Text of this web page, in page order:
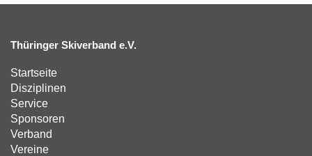
Thüringer Skiverband e.V.
Startseite
Disziplinen
Service
Sponsoren
Verband
Vereine